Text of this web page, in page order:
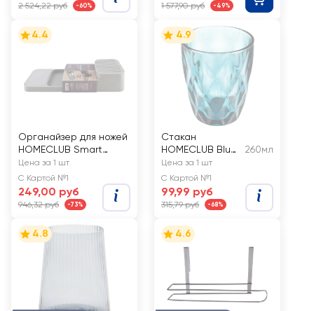
2 524,22 руб -60% 1 577,90 руб -49%
4.4
Органайзер для ножей
HOMECLUB Smart
Storage 39,5х14х7см,
пластик
Цена за 1 шт
С Картой №1
249,00 руб
946,32 руб -73%
4.9
Стакан
HOMECLUB Blue
260мл, низкий
Арт.
J48152005BGY
260мл
Цена за 1 шт
С Картой №1
99,99 руб
315,79 руб -68%
4.8 4.6